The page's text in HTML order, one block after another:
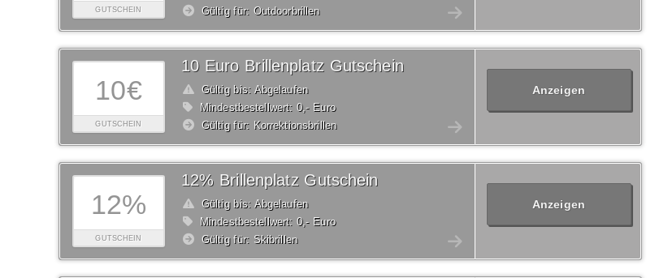
GUTSCHEIN
Gültig für: Outdoorbrillen
10€
GUTSCHEIN
10 Euro Brillenplatz Gutschein
Gültig bis: Abgelaufen
Mindestbestellwert: 0,- Euro
Gültig für: Korrektionsbrillen
Anzeigen
12%
GUTSCHEIN
12% Brillenplatz Gutschein
Gültig bis: Abgelaufen
Mindestbestellwert: 0,- Euro
Gültig für: Skibrillen
Anzeigen